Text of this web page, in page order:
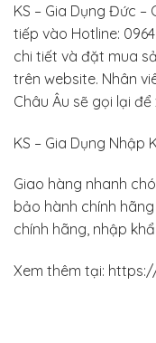
KS – Gia Dụng Đức
tiếp vào Hotline:
chi tiết và đặt mua
trên website. Nhân
Châu Âu sẽ gọi lại
KS – Gia Dụng Nhập
Giao hàng nhanh
bảo hành chính
chính hãng, nhập
Xem thêm tại: